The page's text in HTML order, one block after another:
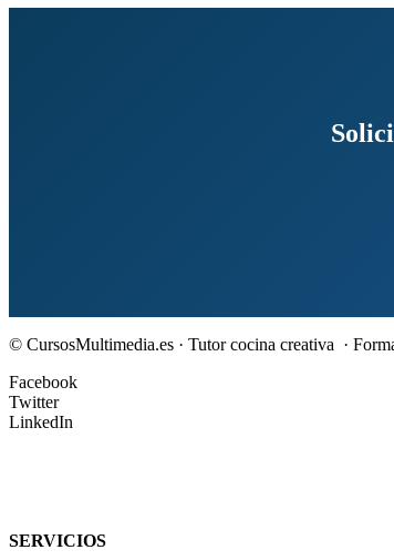
© CursosMultimedia.es · Tutor cocina creativa ·
Facebook
Twitter
LinkedIn
SERVICIOS